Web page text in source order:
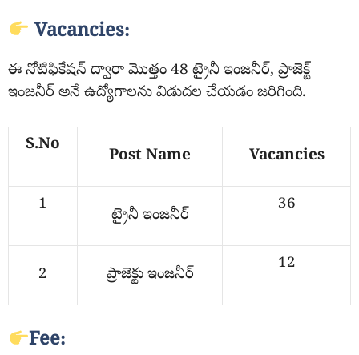
Vacancies:
ఈ నోటిఫికేషన్ ద్వారా మొత్తం 48 ట్రైనీ ఇంజనీర్, ప్రాజెక్ట్
ఇంజనీర్ అనే ఉద్యోగాలను విడుదల చేయడం జరిగింది.
S.No
Post Name Vacancies
1
ట్రైనీ ఇంజనీర్
36
2 ప్రాజెక్టు ఇంజనీర్
12
Fee: